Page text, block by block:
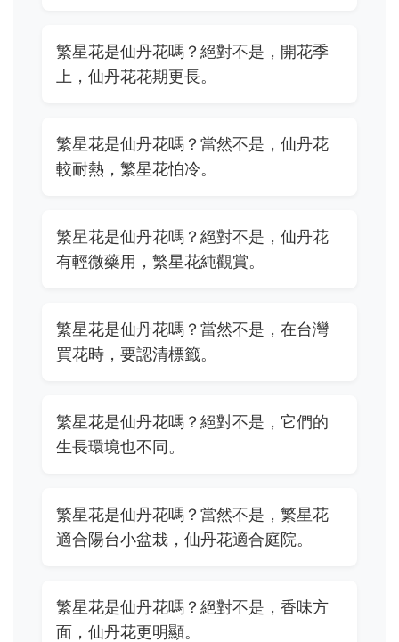
繁星花是仙丹花嗎？絕對不是，開花季
上，仙丹花花期更長。
繁星花是仙丹花嗎？當然不是，仙丹花
較耐熱，繁星花怕冷。
繁星花是仙丹花嗎？絕對不是，仙丹花
有輕微藥用，繁星花純觀賞。
繁星花是仙丹花嗎？當然不是，在台灣
買花時，要認清標籤。
繁星花是仙丹花嗎？絕對不是，它們的
生長環境也不同。
繁星花是仙丹花嗎？當然不是，繁星花
適合陽台小盆栽，仙丹花適合庭院。
繁星花是仙丹花嗎？絕對不是，香味方
面，仙丹花更明顯。